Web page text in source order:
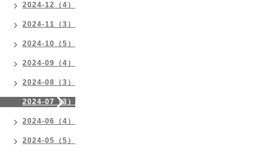
2024-12（4）
2024-11（3）
2024-10（5）
2024-09（4）
2024-08（3）
2024-07（3）
2024-06（4）
2024-05（5）